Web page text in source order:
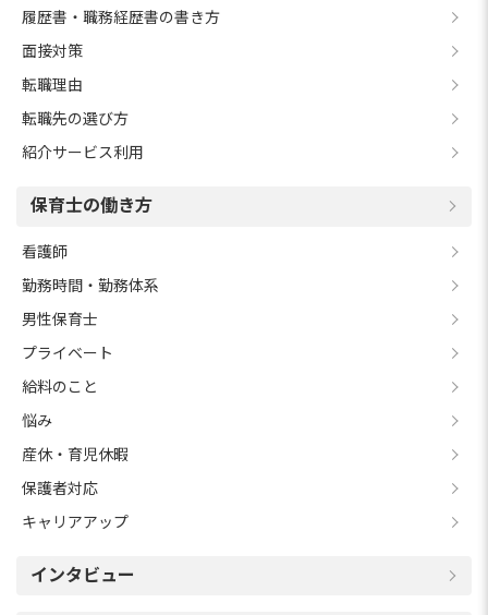
履歴書・職務経歴書の書き方
面接対策
転職理由
転職先の選び方
紹介サービス利用
保育士の働き方
看護師
勤務時間・勤務体系
男性保育士
プライベート
給料のこと
悩み
産休・育児休暇
保護者対応
キャリアアップ
インタビュー